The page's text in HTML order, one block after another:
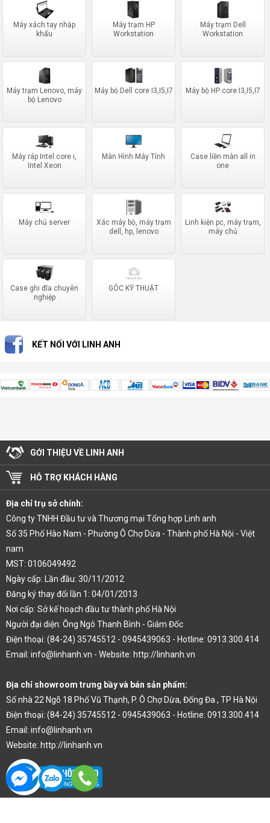
Máy xách tay nhập
khẩu
Máy trạm HP
Workstation
Máy trạm Dell
Workstation
Máy trạm Lenovo, máy
bộ Lenovo
Máy bộ Dell core I3,I5,I7 Máy bộ HP core I3,I5,I7
Máy ráp Intel core i,
Intel Xeon
Màn Hình Máy Tính
Case liền màn all in
one
Máy chủ server
Xác máy bộ, máy trạm
dell, hp, lenovo
Linh kiện pc, máy trạm,
máy chủ
Case ghi đĩa chuyên
nghiệp
GÓC KỸ THUẬT
KẾT NỐI VỚI LINH ANH
GỚI THIỆU VỀ LINH ANH
HỖ TRỢ KHÁCH HÀNG
Địa chỉ trụ sở chính:
Công ty TNHH Đầu tư và Thương mại Tổng hợp Linh anh
Số 35 Phố Hào Nam - Phường Ô Chợ Dừa - Thành phố Hà Nội - Việt
nam
MST: 0106049492
Ngày cấp: Lần đầu: 30/11/2012
Đăng ký thay đổi lần 1: 04/01/2013
Nơi cấp: Sở kế hoạch đầu tư thành phố Hà Nội
Người đại diện: Ông Ngô Thanh Bình - Giám Đốc
Điện thoại: (84-24) 35745512 - 0945439063 - Hotline: 0913.300.414
Email: info@linhanh.vn - Website: http://linhanh.vn
Địa chỉ showroom trưng bầy và bán sản phẩm:
Số nhà 22 Ngõ 18 Phố Vũ Thạnh, P. Ô Chợ Dừa, Đống Đa , TP Hà Nội
Điện thoại: (84-24) 35745512 - 0945439063 - Hotline: 0913.300.414
Email: info@linhanh.vn
Website: http://linhanh.vn